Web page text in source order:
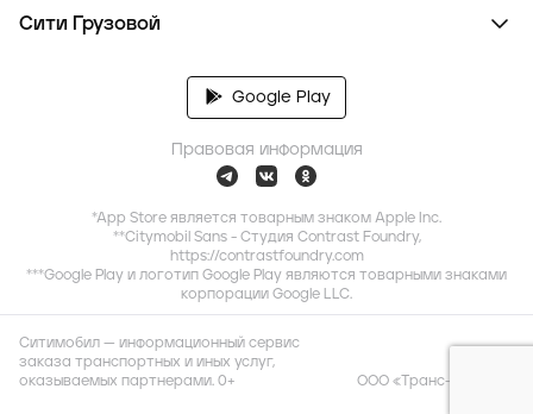
Сити Грузовой
Google Play
Правовая информация
*App Store является товарным знаком Apple Inc.
**Citymobil Sans - Студия Contrast Foundry,
https://contrastfoundry.com
***Google Play и логотип Google Play являются товарными знаками
корпорации Google LLC.
Ситимобил — информационный сервис
заказа транспортных и иных услуг,
оказываемых партнерами. 0+
ООО «Транс-Миссия»